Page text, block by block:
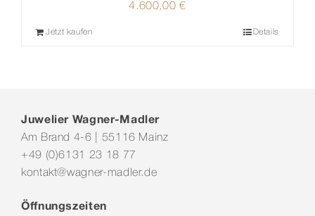
4.600,00€
Jetzt kaufen Details
Juwelier Wagner-Madler
Am Brand 4-6 | 55116 Mainz
+49 (0)6131 23 18 77
kontakt@wagner-madler.de
Öffnungszeiten